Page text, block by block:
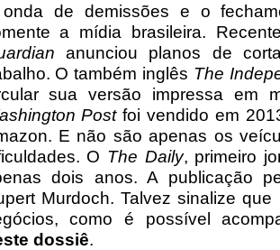
de demissões e o
a mídia brasileira.
anunciou planos de
O também inglês The
sua versão impressa em
Postfoi vendido em
E não são apenas os
O The Daily, primeiro
dois anos. A publicação
Murdoch. Talvez sinalize
como é possível
dossiê.